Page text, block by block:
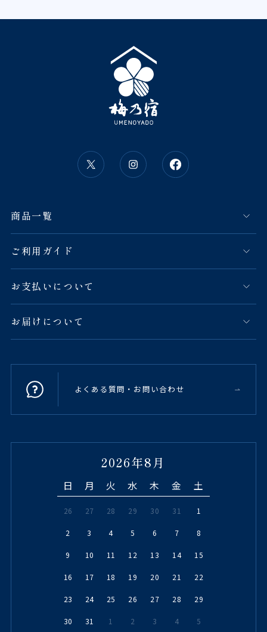
商品一覧
ご利用ガイド
お支払いについて
お届けについて
よくある質問・お問い合わせ
2026年8月
日 月 火 水 木 金 土
26 27 28 29 30 31 1
2 3 4 5 6 7 8
9 10 11 12 13 14 15
16 17 18 19 20 21 22
23 24 25 26 27 28 29
30 31 1 2 3 4 5